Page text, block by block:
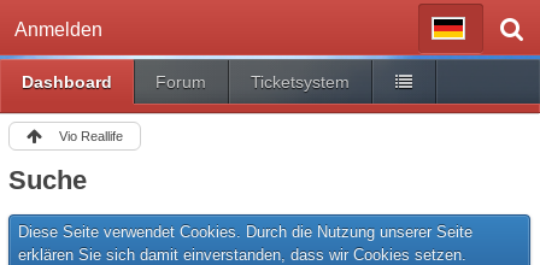
Anmelden
Dashboard Forum Ticketsystem
Vio Reallife
Suche
Diese Seite verwendet Cookies. Durch die Nutzung unserer Seite
erklären Sie sich damit einverstanden, dass wir Cookies setzen.